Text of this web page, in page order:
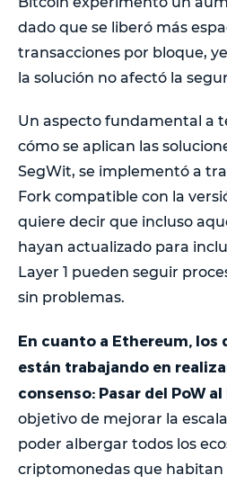
dado que se liberó más
transacciones por bloque,
la solución no afectó la
Un aspecto fundamental a
cómo se aplican las
SegWit, se implementó a
Fork compatible con la
quiere decir que incluso
hayan actualizado para
Layer 1 pueden seguir
sin problemas.
En cuanto a Ethereum, los
están trabajando en
consenso: Pasar del PoW al
objetivo de mejorar la
poder albergar todos los
criptomonedas que habitan